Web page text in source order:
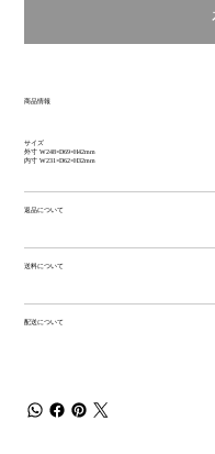
商品情報
サイズ
外寸 W248×D69×H42mm
内寸 W231×D62×H32mm
返品について
送料について
配送について